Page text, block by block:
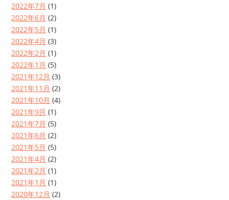
2022年7月 (1)
2022年6月 (2)
2022年5月 (1)
2022年4月 (3)
2022年2月 (1)
2022年1月 (5)
2021年12月 (3)
2021年11月 (2)
2021年10月 (4)
2021年9月 (1)
2021年7月 (5)
2021年6月 (2)
2021年5月 (5)
2021年4月 (2)
2021年2月 (1)
2021年1月 (1)
2020年12月 (2)